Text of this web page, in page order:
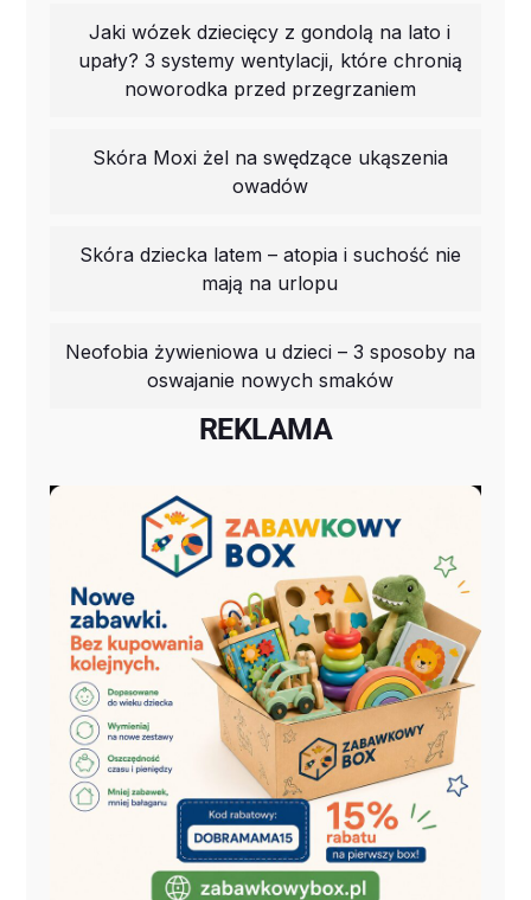
Jaki wózek dziecięcy z gondolą na lato i
upały? 3 systemy wentylacji, które chronią
noworodka przed przegrzaniem
Skóra Moxi żel na swędzące ukąszenia
owadów
Skóra dziecka latem – atopia i suchość nie
mają na urlopu
Neofobia żywieniowa u dzieci – 3 sposoby na
oswajanie nowych smaków
REKLAMA